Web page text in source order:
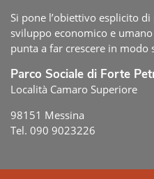
Si pone l’obiettivo esplicito
sviluppo economico e
punta a far crescere in modo
Parco Sociale di Forte
Località Camaro Superiore
98151 Messina
Tel. 090 9023226